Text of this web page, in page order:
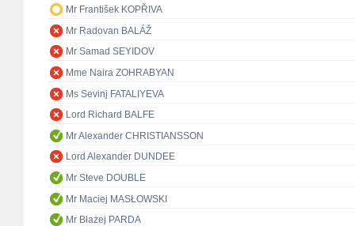
Mr František KOPŘIVA
Mr Radovan BALÁŽ
Mr Samad SEYIDOV
Mme Naira ZOHRABYAN
Ms Sevinj FATALIYEVA
Lord Richard BALFE
Mr Alexander CHRISTIANSSON
Lord Alexander DUNDEE
Mr Steve DOUBLE
Mr Maciej MASŁOWSKI
Mr Błażej PARDA